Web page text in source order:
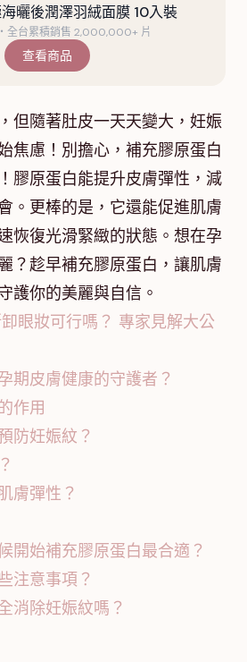
曬後潤澤羽絨面膜 10入裝
全台累積銷售 2,000,000+ 片
查看商品
但隨著肚皮一天天變大，妊娠
焦慮！別擔心，補充膠原蛋白
膠原蛋白能提升皮膚彈性，減
。更棒的是，它還能促進肌膚
恢復光滑緊緻的狀態。想在孕
？趁早補充膠原蛋白，讓肌膚
護你的美麗與自信。
眼妝可行嗎？ 專家見解大公
期皮膚健康的守護者？
作用
防妊娠紋？
膚彈性？
開始補充膠原蛋白最合適？
注意事項？
消除妊娠紋嗎？